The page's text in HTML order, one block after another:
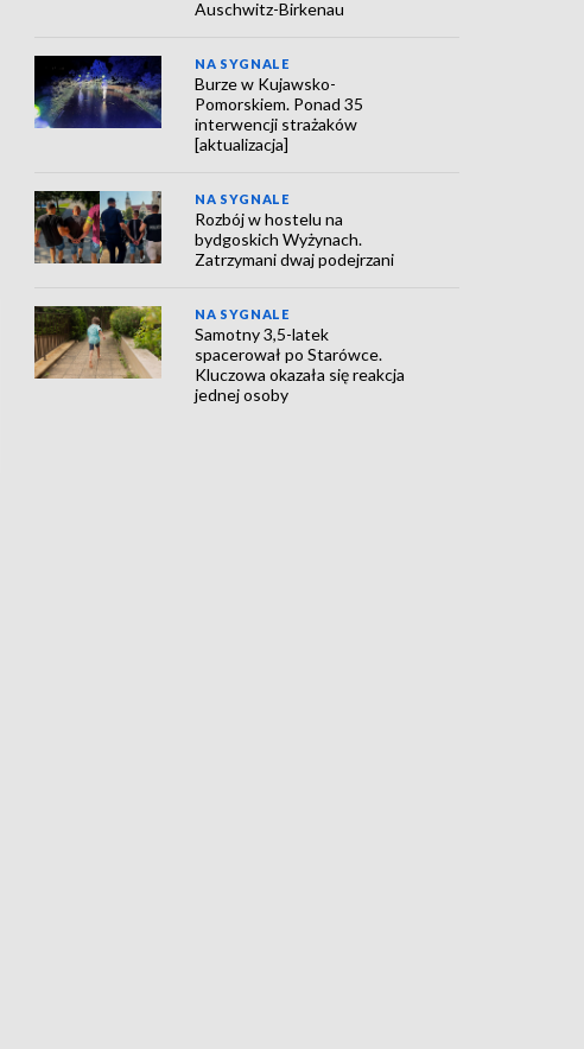
Auschwitz-Birkenau
NA SYGNALE
Burze w Kujawsko-
Pomorskiem. Ponad 35
interwencji strażaków
[aktualizacja]
NA SYGNALE
Rozbój w hostelu na
bydgoskich Wyżynach.
Zatrzymani dwaj podejrzani
NA SYGNALE
Samotny 3,5-latek
spacerował po Starówce.
Kluczowa okazała się reakcja
jednej osoby